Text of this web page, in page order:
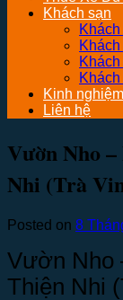
Khách sạn
Kinh
Liên hệ
Vườn Nho
Nhi (Trà
Posted on 8
Vườn Nho
Thiện Nhi